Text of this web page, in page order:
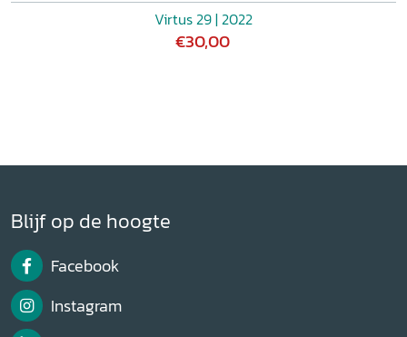
Virtus 29 | 2022
€30,00
Blijf op de hoogte
Facebook
Instagram